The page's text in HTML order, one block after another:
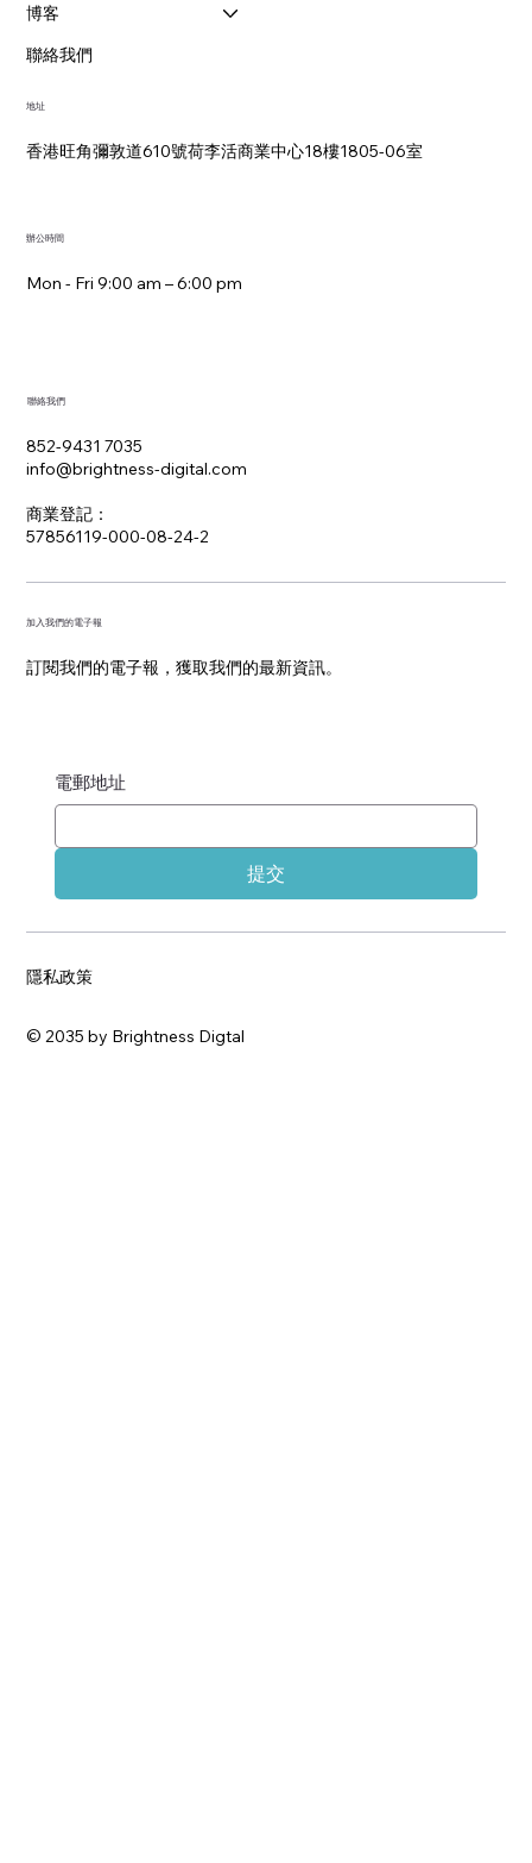
博客
聯絡我們
地址
香港旺角彌敦道610號荷李活商業中心18樓1805-06室
辦公時間
Mon - Fri 9:00 am – 6:00 pm
聯絡我們
852-9431 7035
info@brightness-digital.com
​商業登記：
57856119-000-08-24-2
加入我們的電子報
訂閱我們的電子報，獲取我們的最新資訊。
電郵地址
提交
隱私政策
© 2035 by Brightness Digtal